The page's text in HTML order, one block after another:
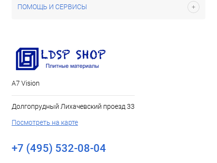
ПОМОЩЬ И СЕРВИСЫ
А7 Vision
Долгопрудный Лихачевский проезд 33
Посмотреть на карте
+7 (495) 532-08-04